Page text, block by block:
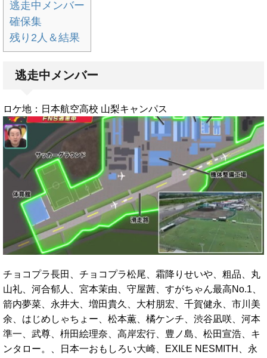
逃走中メンバー
確保集
残り2人＆結果
逃走中メンバー
ロケ地：日本航空高校 山梨キャンパス
チョコプラ長田、チョコプラ松尾、霜降りせいや、粗品、丸
山礼、河合郁人、宮本茉由、守屋茜、すがちゃん最高No.1、
箭内夢菜、永井大、増田貴久、大村朋宏、千賀健永、市川美
余、はじめしゃちょー、松本薫、橘ケンチ、渋谷凪咲、河本
準一、武尊、枡田絵理奈、高岸宏行、豊ノ島、松田宣浩、キ
ンタロー。、日本一おもしろい大崎、EXILE NESMITH、永